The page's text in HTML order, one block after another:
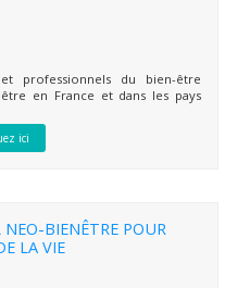
professionnels du bien-être
en France et dans les pays
ici
NEO-BIENÊTRE POUR
LA VIE